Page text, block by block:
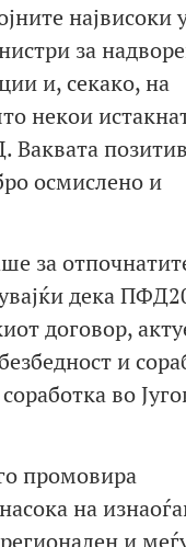
највисоки
за
и, секако, на
некои
осмислено и
за
дека
договор,
и
во
промовира
на